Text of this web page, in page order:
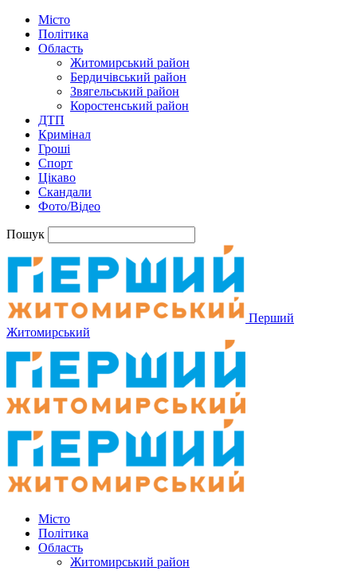
Місто
Політика
Область
Житомирський район
Бердичівський район
Звягельський район
Коростенський район
ДТП
Кримінал
Гроші
Спорт
Цікаво
Скандали
Фото/Відео
Пошук
Перший
Житомирський
Місто
Політика
Область
Житомирський район